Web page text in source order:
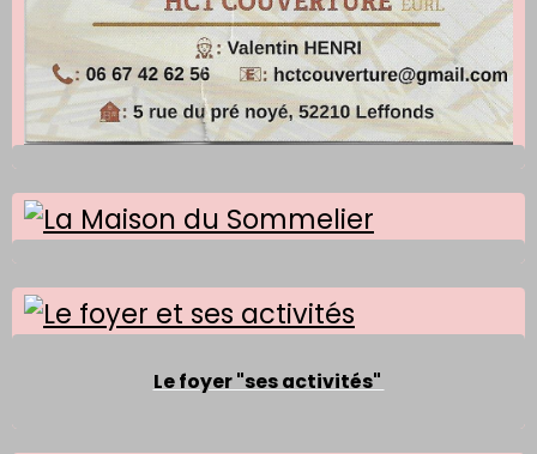
Le foyer "ses activités"